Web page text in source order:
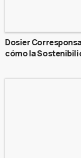
Dosier
cómo la